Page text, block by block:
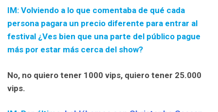
IM: Volviendo a lo que comentaba de qué cada
persona pagara un precio diferente para entrar al
festival ¿Ves bien que una parte del público pague
más por estar más cerca del show?
No, no quiero tener 1000 vips, quiero tener 25.000
vips.